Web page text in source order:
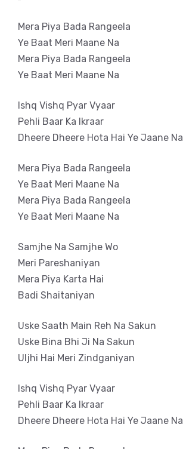
Mera Piya Bada Rangeela
Ye Baat Meri Maane Na
Mera Piya Bada Rangeela
Ye Baat Meri Maane Na
Ishq Vishq Pyar Vyaar
Pehli Baar Ka Ikraar
Dheere Dheere Hota Hai Ye Jaane Na
Mera Piya Bada Rangeela
Ye Baat Meri Maane Na
Mera Piya Bada Rangeela
Ye Baat Meri Maane Na
Samjhe Na Samjhe Wo
Meri Pareshaniyan
Mera Piya Karta Hai
Badi Shaitaniyan
Uske Saath Main Reh Na Sakun
Uske Bina Bhi Ji Na Sakun
Uljhi Hai Meri Zindganiyan
Ishq Vishq Pyar Vyaar
Pehli Baar Ka Ikraar
Dheere Dheere Hota Hai Ye Jaane Na